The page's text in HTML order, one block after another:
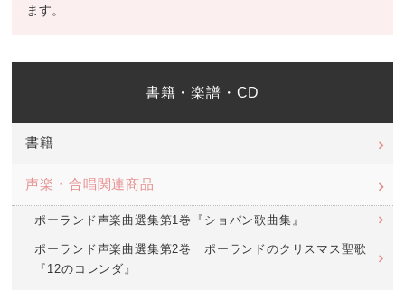
ます。
書籍・楽譜・CD
書籍
声楽・合唱関連商品
ポーランド声楽曲選集第1巻『ショパン歌曲集』
ポーランド声楽曲選集第2巻 ポーランドのクリスマス聖歌
『12のコレンダ』